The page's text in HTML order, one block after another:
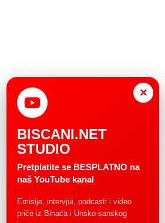
×
BISCANI.NET
STUDIO
Pretplatite se BESPLATNO na
naš YouTube kanal
Emisije, intervjui, podcasti i video
priče iz Bihaća i Unsko-sanskog